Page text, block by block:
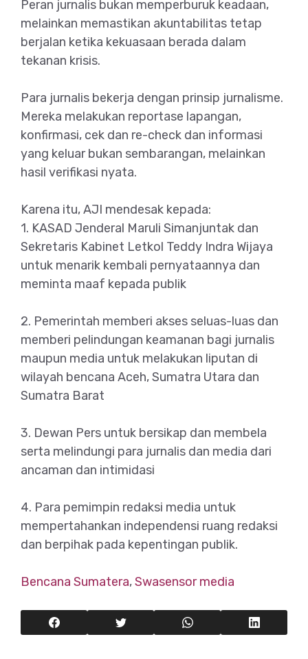
Peran jurnalis bukan memperburuk keadaan,
melainkan memastikan akuntabilitas tetap
berjalan ketika kekuasaan berada dalam
tekanan krisis.
Para jurnalis bekerja dengan prinsip jurnalisme.
Mereka melakukan reportase lapangan,
konfirmasi, cek dan re-check dan informasi
yang keluar bukan sembarangan, melainkan
hasil verifikasi nyata.
Karena itu, AJI mendesak kepada:
1. KASAD Jenderal Maruli Simanjuntak dan
Sekretaris Kabinet Letkol Teddy Indra Wijaya
untuk menarik kembali pernyataannya dan
meminta maaf kepada publik
2. Pemerintah memberi akses seluas-luas dan
memberi pelindungan keamanan bagi jurnalis
maupun media untuk melakukan liputan di
wilayah bencana Aceh, Sumatra Utara dan
Sumatra Barat
3. Dewan Pers untuk bersikap dan membela
serta melindungi para jurnalis dan media dari
ancaman dan intimidasi
4. Para pemimpin redaksi media untuk
mempertahankan independensi ruang redaksi
dan berpihak pada kepentingan publik.
Bencana Sumatera,Swasensor media